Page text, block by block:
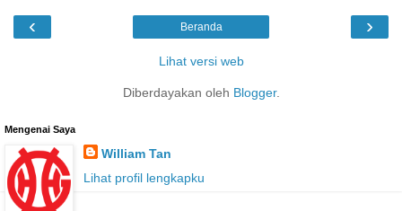
‹ ›
Beranda
Lihat versi web
Diberdayakan oleh Blogger.
Mengenai Saya
William Tan
Lihat profil lengkapku